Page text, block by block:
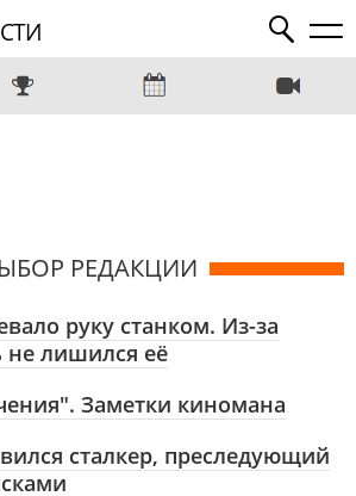
РЕДАКЦИИ
руку станком. Из-за
не лишился её
Заметки киномана
сталкер, преследующий